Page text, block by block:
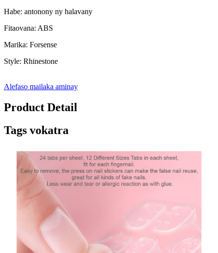
Habe: antonony ny halavany
Fitaovana: ABS
Marika: Forsense
Style: Rhinestone
Alefaso mailaka aminay
Product Detail
Tags vokatra